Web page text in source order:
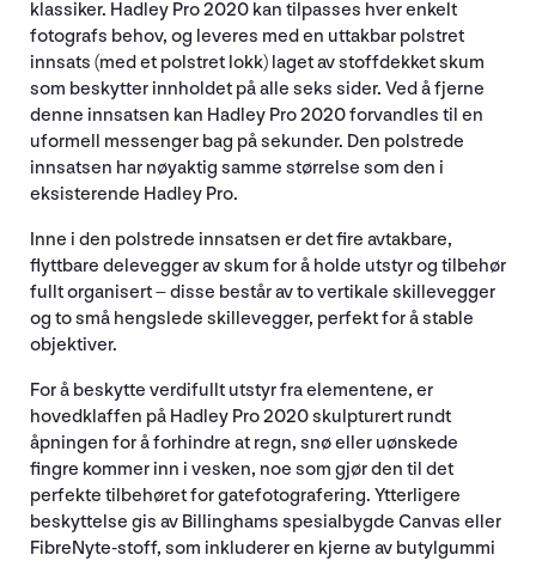
klassiker. Hadley Pro 2020 kan tilpasses hver enkelt
fotografs behov, og leveres med en uttakbar polstret
innsats (med et polstret lokk) laget av stoffdekket skum
som beskytter innholdet på alle seks sider. Ved å fjerne
denne innsatsen kan Hadley Pro 2020 forvandles til en
uformell messenger bag på sekunder. Den polstrede
innsatsen har nøyaktig samme størrelse som den i
eksisterende Hadley Pro.
Inne i den polstrede innsatsen er det fire avtakbare,
flyttbare delevegger av skum for å holde utstyr og tilbehør
fullt organisert – disse består av to vertikale skillevegger
og to små hengslede skillevegger, perfekt for å stable
objektiver.
For å beskytte verdifullt utstyr fra elementene, er
hovedklaffen på Hadley Pro 2020 skulpturert rundt
åpningen for å forhindre at regn, snø eller uønskede
fingre kommer inn i vesken, noe som gjør den til det
perfekte tilbehøret for gatefotografering. Ytterligere
beskyttelse gis av Billinghams spesialbygde Canvas eller
FibreNyte-stoff, som inkluderer en kjerne av butylgummi